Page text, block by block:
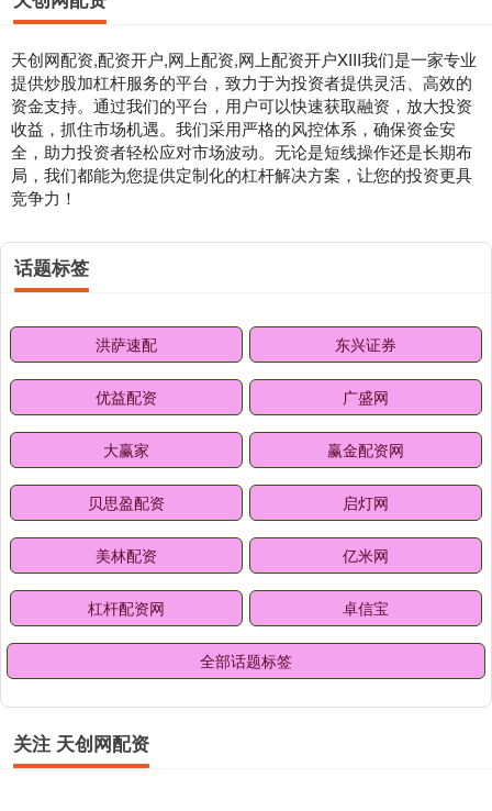
天创网配资,配资开户,网上配资,网上配资开户XIII‌我们是一家专业
提供炒股加杠杆服务的平台，致力于为投资者提供灵活、高效的
资金支持。通过我们的平台，用户可以快速获取融资，放大投资
收益，抓住市场机遇。我们采用严格的风控体系，确保资金安
全，助力投资者轻松应对市场波动。无论是短线操作还是长期布
局，我们都能为您提供定制化的杠杆解决方案，让您的投资更具
竞争力！
话题标签
洪萨速配 东兴证券
优益配资 广盛网
大赢家 赢金配资网
贝思盈配资 启灯网
美林配资 亿米网
杠杆配资网 卓信宝
全部话题标签
关注 天创网配资